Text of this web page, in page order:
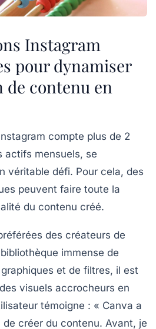
Instagram
pour dynamiser
contenu en
compte plus de 2
actifs mensuels, se
véritable défi. Pour cela, des
peuvent faire toute la
du contenu créé.
des créateurs de
immense de
et de filtres, il est
visuels accrocheurs en
témoigne : « Canva a
créer du contenu. Avant, je